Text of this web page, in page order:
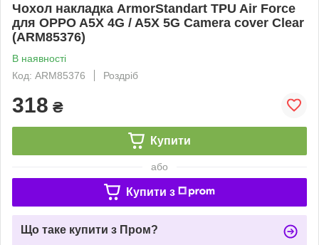
Чохол накладка ArmorStandart TPU Air Force
для OPPO A5X 4G / A5X 5G Camera cover Clear
(ARM85376)
В наявності
Код: ARM85376
Роздріб
318 ₴
Купити
або
Купити з
Що таке купити з Пром?